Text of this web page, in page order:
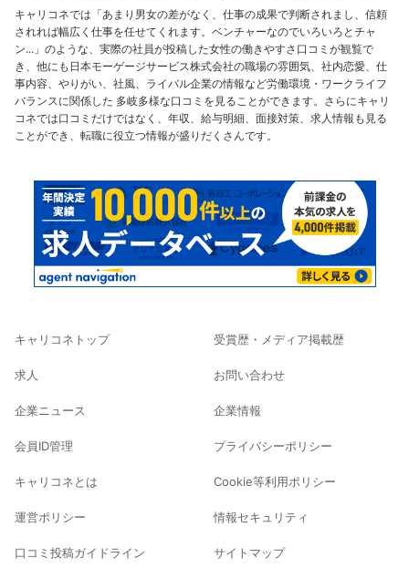
キャリコネでは「あまり男女の差がなく、仕事の成果で判断されまし、信頼
されれば幅広く仕事を任せてくれます。ベンチャーなのでいろいろとチャ
ン...」のような、実際の社員が投稿した女性の働きやすさ口コミが観覧で
き、他にも日本モーゲージサービス株式会社の職場の雰囲気、社内恋愛、仕
事内容、やりがい、社風、ライバル企業の情報など労働環境・ワークライフ
バランスに関係した 多岐多様な口コミを見ることができます。さらにキャリ
コネでは口コミだけではなく、年収、給与明細、面接対策、求人情報も見る
ことができ、転職に役立つ情報が盛りだくさんです。
キャリコネトップ
求人
企業ニュース
会員ID管理
キャリコネとは
運営ポリシー
口コミ投稿ガイドライン
受賞歴・メディア掲載歴
お問い合わせ
企業情報
プライバシーポリシー
Cookie等利用ポリシー
情報セキュリティ
サイトマップ